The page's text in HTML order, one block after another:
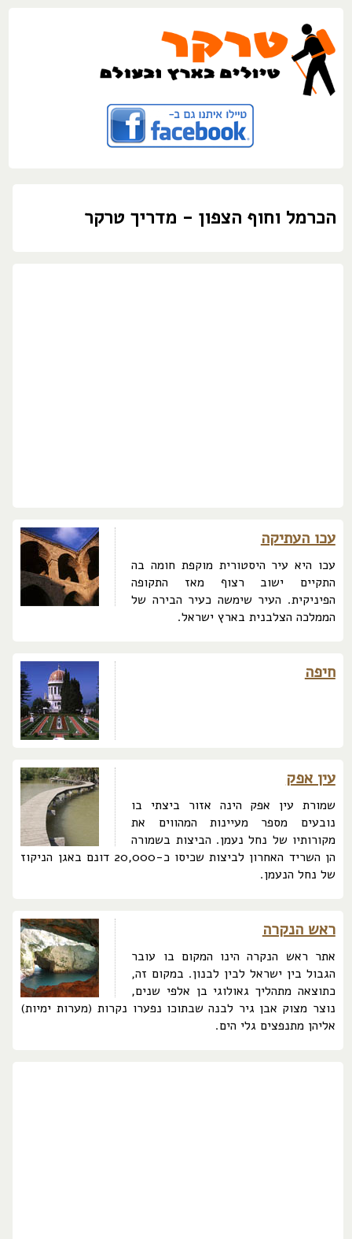
הכרמל וחוף הצפון - מדריך טרקר
עכו העתיקה
עכו היא עיר היסטורית מוקפת חומה בה
התקיים ישוב רצוף מאז התקופה
הפיניקית. העיר שימשה כעיר הבירה של
הממלכה הצלבנית בארץ ישראל.
חיפה
עין אפק
שמורת עין אפק הינה אזור ביצתי בו
נובעים מספר מעיינות המהווים את
מקורותיו של נחל נעמן. הביצות בשמורה
הן השריד האחרון לביצות שכיסו כ-20,000 דונם באגן הניקוז
של נחל הנעמן.
ראש הנקרה
אתר ראש הנקרה הינו המקום בו עובר
הגבול בין ישראל לבין לבנון. במקום זה,
כתוצאה מתהליך גאולוגי בן אלפי שנים,
נוצר מצוק אבן גיר לבנה שבתוכו נפערו נקרות (מערות ימיות)
אליהן מתנפצים גלי הים.